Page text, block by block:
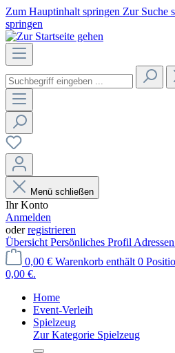
Zum Hauptinhalt springen Zur Suche
springen
Menü schließen
Ihr Konto
Anmelden
oderregistrieren
Übersicht Persönliches Profil Adressen
0,00 € Warenkorb enthält 0
0,00 €.
Home
Event-Verleih
Spielzeug
Zur Kategorie Spielzeug